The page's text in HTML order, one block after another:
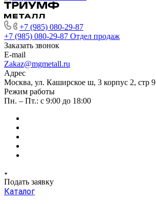
+7 (985) 080-29-87
+7 (985) 080-29-87 Отдел продаж
Заказать звонок
E-mail
Zakaz@mgmetall.ru
Адрес
Москва, ул. Каширское ш, 3 корпус 2, стр 9
Режим работы
Пн. – Пт.: с 9:00 до 18:00
Подать заявку
Каталог